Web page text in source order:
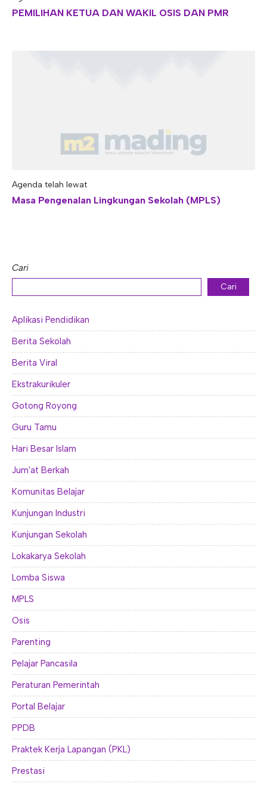
PEMILIHAN KETUA DAN WAKIL OSIS DAN PMR
Agenda telah lewat
Masa Pengenalan Lingkungan Sekolah (MPLS)
Cari
Cari
Aplikasi Pendidikan
Berita Sekolah
Berita Viral
Ekstrakurikuler
Gotong Royong
Guru Tamu
Hari Besar Islam
Jum'at Berkah
Komunitas Belajar
Kunjungan Industri
Kunjungan Sekolah
Lokakarya Sekolah
Lomba Siswa
MPLS
Osis
Parenting
Pelajar Pancasila
Peraturan Pemerintah
Portal Belajar
PPDB
Praktek Kerja Lapangan (PKL)
Prestasi